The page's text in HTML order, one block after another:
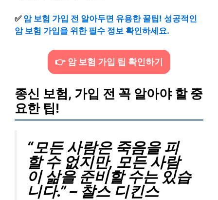
✅ 암 보험 가입 전 알아두면 유용한 꿀팁! 성공적인
암 보험 가입을 위한 필수 정보 확인하세요.
👉 암 보험 가입 팁 확인하기
종신 보험, 가입 전 꼭 알아야 할 중
요한 팁!
“모든 사람은 죽음을 피
할 수 없지만, 모든 사람
이 삶을 준비할 수는 있습
니다.” – 찰스 디킨스